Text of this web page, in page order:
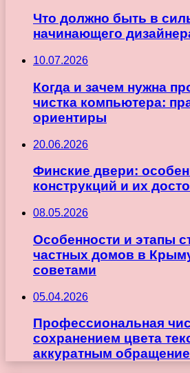
Что должно быть в
начинающего
10.07.2026
Когда и зачем нужна
чистка компьютера:
ориентиры
20.06.2026
Финские двери:
конструкций и их
08.05.2026
Особенности и этапы
частных домов в
советами
05.04.2026
Профессиональная
сохранением цвета
аккуратным